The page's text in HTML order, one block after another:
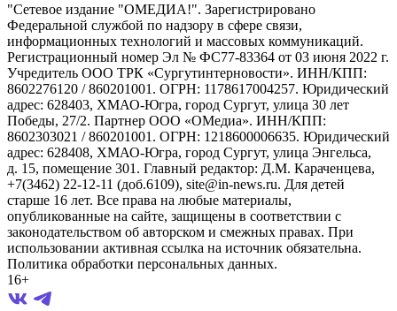
"Сетевое издание "ОМЕДИА!". Зарегистрировано
Федеральной службой по надзору в сфере связи,
информационных технологий и массовых коммуникаций.
Регистрационный номер Эл № ФС77-83364 от 03 июня 2022 г.
Учредитель ООО ТРК «Сургутинтерновости». ИНН/КПП:
8602276120 / 860201001. ОГРН: 1178617004257. Юридический
адрес: 628403, ХМАО-Югра, город Сургут, улица 30 лет
Победы, 27/2. Партнер ООО «ОМедиа». ИНН/КПП:
8602303021 / 860201001. ОГРН: 1218600006635. Юридический
адрес: 628408, ХМАО-Югра, город Сургут, улица Энгельса,
д. 15, помещение 301. Главный редактор: Д.М. Караченцева,
+7(3462) 22-12-11 (доб.6109), site@in-news.ru. Для детей
старше 16 лет. Все права на любые материалы,
опубликованные на сайте, защищены в соответствии с
законодательством об авторском и смежных правах. При
использовании активная ссылка на источник обязательна.
Политика обработки персональных данных.
16+